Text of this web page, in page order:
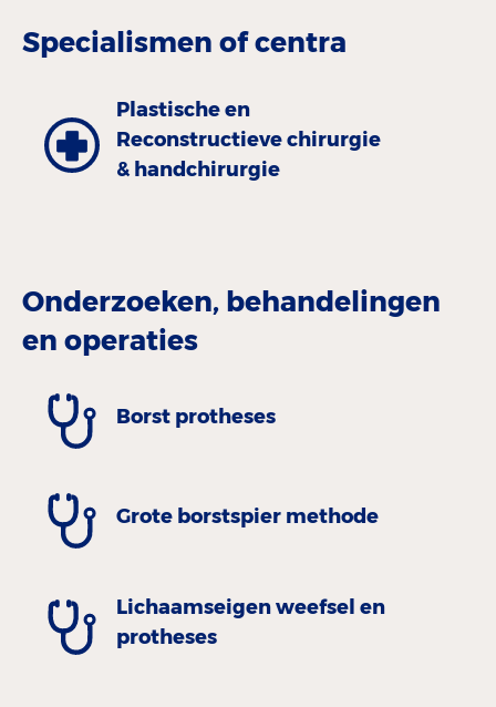
Specialismen of centra
Plastische en
Reconstructieve chirurgie
& handchirurgie
Onderzoeken, behandelingen
en operaties
Borst protheses
Grote borstspier methode
Lichaamseigen weefsel en
protheses